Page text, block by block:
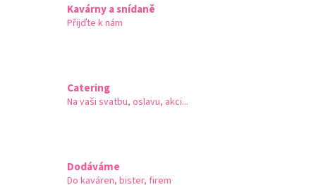
Kavárny a snídaně
Přijďte k nám
Catering
Na vaši svatbu, oslavu, akci...
Dodáváme
Do kaváren, bister, firem